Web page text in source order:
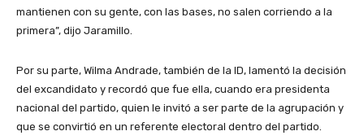
mantienen con su gente, con las bases, no salen corriendo a la
primera”, dijo Jaramillo.
Por su parte, Wilma Andrade, también de la ID, lamentó la decisión
del excandidato y recordó que fue ella, cuando era presidenta
nacional del partido, quien le invitó a ser parte de la agrupación y
que se convirtió en un referente electoral dentro del partido.